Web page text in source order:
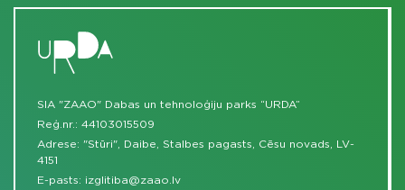
SIA "ZAAO" Dabas un tehnoloģiju parks “URDA”
Reģ.nr.: 44103015509
Adrese: "Stūri", Daibe, Stalbes pagasts, Cēsu novads, LV-
4151
E-pasts: izglitiba@zaao.lv